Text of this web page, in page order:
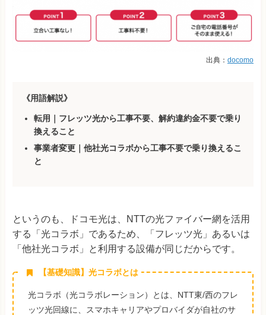
出典： docomo
《用語解説》
転用｜フレッツ光から工事不要、解約違約金不要で乗り
換えること
事業者変更｜他社光コラボから工事不要で乗り換えるこ
と
というのも、ドコモ光は、NTTの光ファイバー網を活用
する「光コラボ」であるため、「フレッツ光」あるいは
「他社光コラボ」と利用する設備が同じだからです。
【基礎知識】光コラボとは
光コラボ（光コラボレーション）とは、NTT東/西のフレ
ッツ光回線に、スマホキャリアやプロバイダが自社のサ